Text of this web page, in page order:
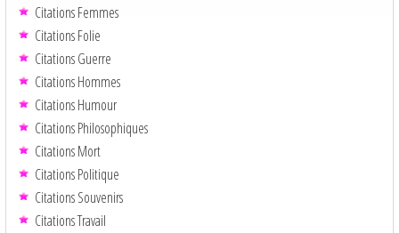
Citations Femmes
Citations Folie
Citations Guerre
Citations Hommes
Citations Humour
Citations Philosophiques
Citations Mort
Citations Politique
Citations Souvenirs
Citations Travail